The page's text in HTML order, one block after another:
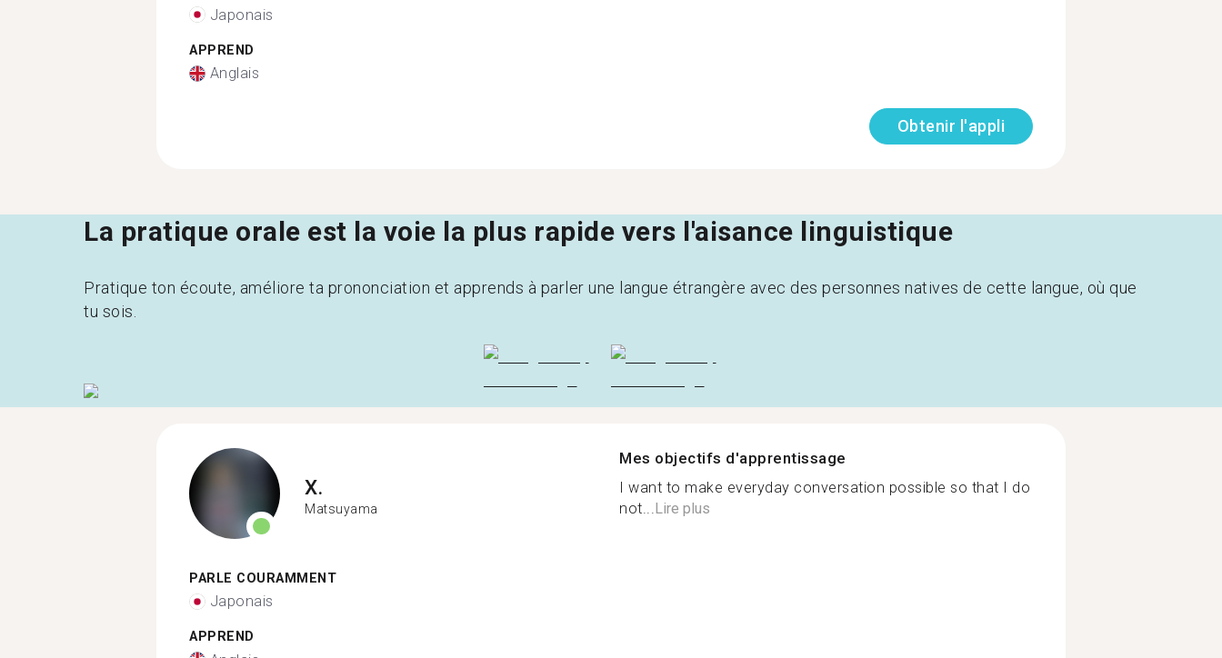
Japonais
APPREND
Anglais
Obtenir l'appli
La pratique orale est la voie la plus rapide vers l'aisance linguistique
Pratique ton écoute, améliore ta prononciation et apprends à parler une langue étrangère avec des personnes natives de cette langue, où que
tu sois.
X.
Matsuyama
PARLE COURAMMENT
Japonais
APPREND
Mes objectifs d'apprentissage
I want to make everyday conversation possible so that I do
not... Lire plus